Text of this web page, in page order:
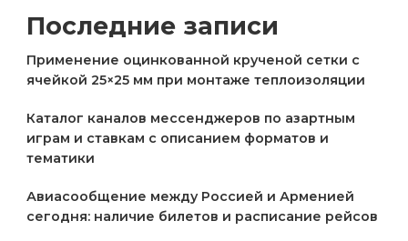
Последние записи
Применение оцинкованной крученой сетки с
ячейкой 25×25 мм при монтаже теплоизоляции
Каталог каналов мессенджеров по азартным
играм и ставкам с описанием форматов и
тематики
Авиасообщение между Россией и Арменией
сегодня: наличие билетов и расписание рейсов